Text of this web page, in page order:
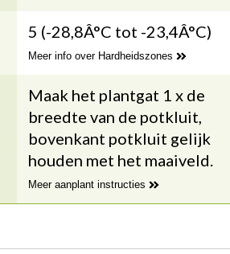
5 (-28,8Â°C tot -23,4Â°C)
Meer info over Hardheidszones
Maak het plantgat 1 x de
breedte van de potkluit,
bovenkant potkluit gelijk
houden met het maaiveld.
Meer aanplant instructies